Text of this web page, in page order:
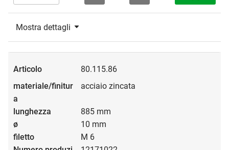
Mostra dettagli
80.115.86
acciaio zincata
885 mm
10 mm
M 6